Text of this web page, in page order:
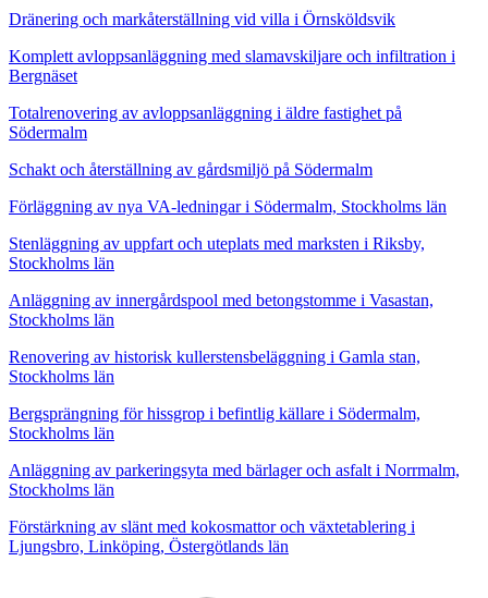
Dränering och markåterställning vid villa i Örnsköldsvik
Komplett avloppsanläggning med slamavskiljare och infiltration i
Bergnäset
Totalrenovering av avloppsanläggning i äldre fastighet på
Södermalm
Schakt och återställning av gårdsmiljö på Södermalm
Förläggning av nya VA-ledningar i Södermalm, Stockholms län
Stenläggning av uppfart och uteplats med marksten i Riksby,
Stockholms län
Anläggning av innergårdspool med betongstomme i Vasastan,
Stockholms län
Renovering av historisk kullerstensbeläggning i Gamla stan,
Stockholms län
Bergsprängning för hissgrop i befintlig källare i Södermalm,
Stockholms län
Anläggning av parkeringsyta med bärlager och asfalt i Norrmalm,
Stockholms län
Förstärkning av slänt med kokosmattor och växtetablering i
Ljungsbro, Linköping, Östergötlands län